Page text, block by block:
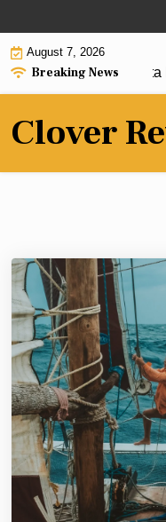
to
contentAugust 7, 2026
Breaking News
dengan Alur Cerita
Clover